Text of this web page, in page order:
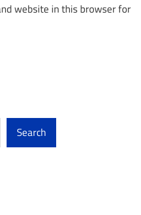
website in this browser for
Search